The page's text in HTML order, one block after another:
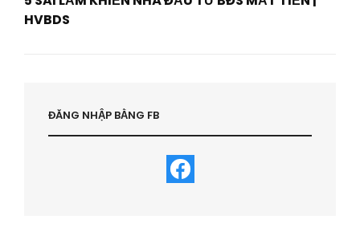
HVBDS
ĐĂNG NHẬP BẰNG FB